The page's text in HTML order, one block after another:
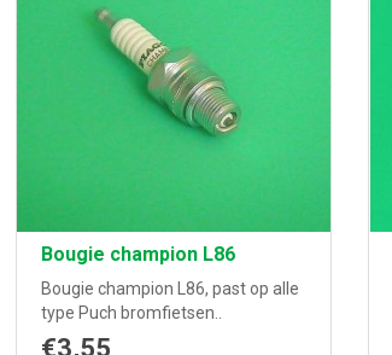
Bougie champion L86
Bougie champion L86, past op alle
type Puch bromfietsen..
€3,55